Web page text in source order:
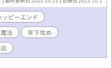
勝確実タイプの子と、玄関開
おにいさんの物語です。珍し
です。旅行気分をお楽しみく
なんですよねー。お嬢さんも
ッピーエンド
法
年下攻め